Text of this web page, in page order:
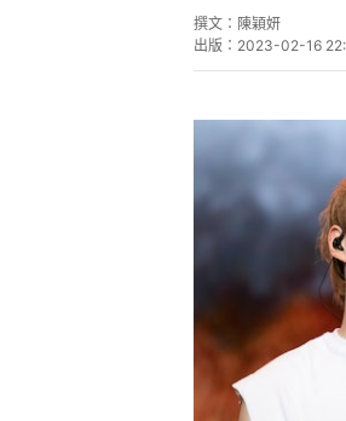
撰文： 陳穎妍
出版： 2023-02-16